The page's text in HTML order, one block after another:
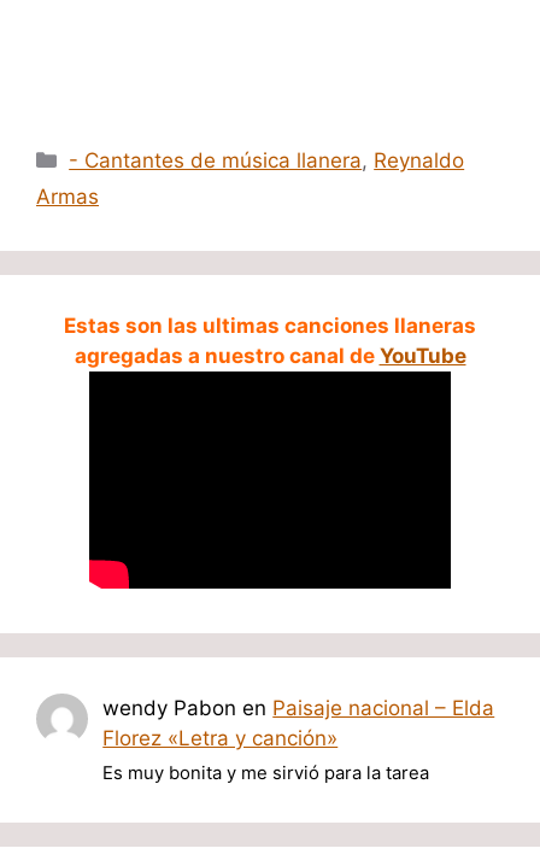
Categorías
- Cantantes de música llanera, Reynaldo
Armas
Estas son las ultimas canciones llaneras
agregadas a nuestro canal de YouTube
wendy Pabon en Paisaje nacional – Elda
Florez «Letra y canción»
Es muy bonita y me sirvió para la tarea